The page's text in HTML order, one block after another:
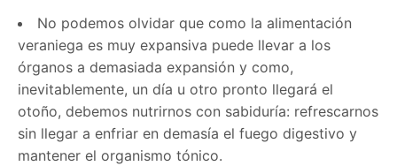
No podemos olvidar que como la alimentación
veraniega es muy expansiva puede llevar a los
órganos a demasiada expansión y como,
inevitablemente, un día u otro pronto llegará el
otoño, debemos nutrirnos con sabiduría: refrescarnos
sin llegar a enfriar en demasía el fuego digestivo y
mantener el organismo tónico.